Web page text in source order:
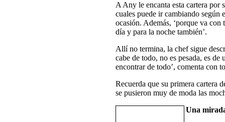
A Any le encanta esta cartera por
cuales puede ir cambiando según
ocasión. Además, ‘porque va con
día y para la noche también’.
Allí no termina, la chef sigue
cabe de todo, no es pesada, es
encontrar de todo’, comenta con
Recuerda que su primera cartera
se pusieron muy de moda las
Una